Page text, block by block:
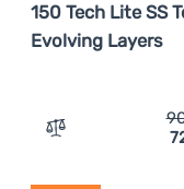
150 Tech Lite SS
Evolving Layers
Zum Vergleich